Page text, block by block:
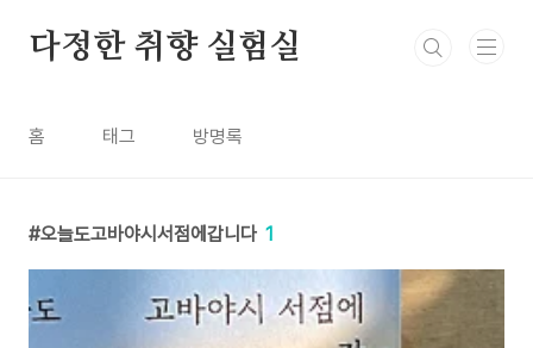
다정한 취향 실험실
홈 태그 방명록
오늘도고바야시서점에갑니다 1